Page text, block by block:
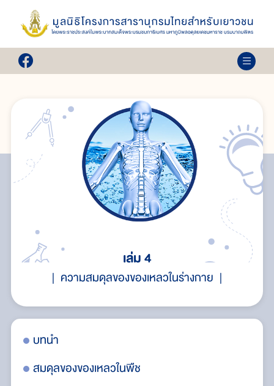
เล่ม 4
ความสมดุลของของเหลวในร่างกาย
บทนำ
สมดุลของของเหลวในพืช